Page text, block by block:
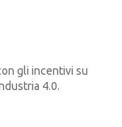
gli incentivi su
4.0.